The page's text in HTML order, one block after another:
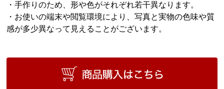
・手作りのため、形や色がそれぞれ若干異なります。
・お使いの端末や閲覧環境により、写真と実物の色味や質
感が多少異なって見えることがございます。